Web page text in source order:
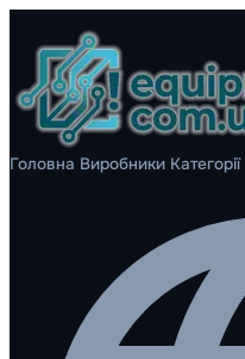
Головна Виробники Категорії